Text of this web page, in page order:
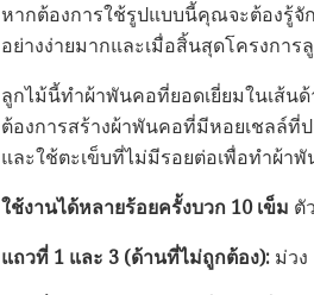
หากต้องการใช้รูปแบบนี้คุณจะต้องรู้จัก
อย่างง่ายมากและเมื่อสิ้นสุดโครงกา
ลูกไม้นี้ทำผ้าพันคอที่ยอดเยี่ยมในเส้น
ต้องการสร้างผ้าพันคอที่มีหอยเชลล์ที่
และใช้ตะเข็บที่ไม่มีรอยต่อเพื่อทำผ้าพั
ใช้งานได้หลายร้อยครั้งบวก 10 เข็ม ตั
แถวที่ 1 และ 3 (ด้านที่ไม่ถูกต้อง): ม่วง